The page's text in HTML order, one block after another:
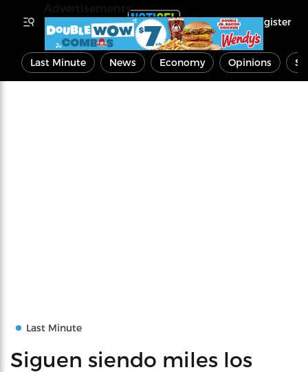
Register
Last Minute News Economy Opinions
Last Minute
Siguen siendo miles los
Advertisements